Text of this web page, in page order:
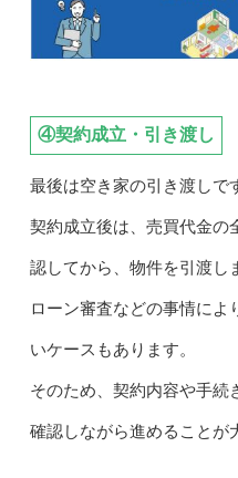
④契約成立・引き渡し
最後は空き家の引き渡しで
契約成立後は、売買代金の
認してから、物件を引渡し
ローン審査などの事情によ
いケースもあります。
そのため、契約内容や手続
確認しながら進めることが